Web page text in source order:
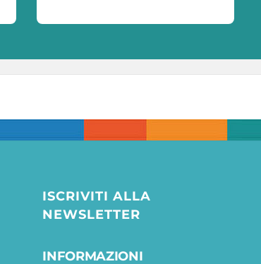
ISCRIVITI ALLA
NEWSLETTER
INFORMAZIONI